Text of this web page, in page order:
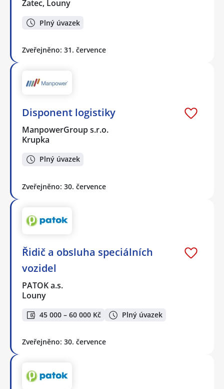
Žatec, Louny
Plný úvazek
Zveřejněno: 31. července
Disponent logistiky
ManpowerGroup s.r.o.
Krupka
Plný úvazek
Zveřejněno: 30. července
Řidič a obsluha speciálních
vozidel
PATOK a.s.
Louny
45 000 – 60 000 Kč Plný úvazek
Zveřejněno: 30. července